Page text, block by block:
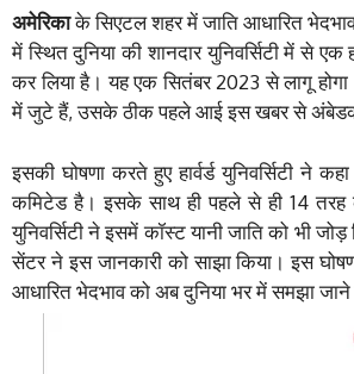
अमेरिकाके सिएटल शहर में जाति आधारित भेदभाव
में स्थित दुनिया की शानदार युनिवर्सिटी में से एक
कर लिया है। यह एक सितंबर 2023 से लागू
में जुटे हैं, उसके ठीक पहले आई इस खबर से
इसकी घोषणा करते हुए हार्वर्ड युनिवर्सिटी ने
कमिटेड है। इसके साथ ही पहले से ही 14 तरह के
युनिवर्सिटी ने इसमें कॉस्ट यानी जाति को भी
सेंटर ने इस जानकारी को साझा किया। इस
आधारित भेदभाव को अब दुनिया भर में समझा